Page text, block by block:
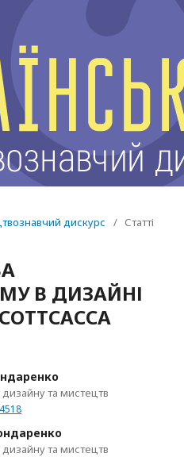
дискурс
/ Статті
В ДИЗАЙНІ
та мистецтв
та мистецтв